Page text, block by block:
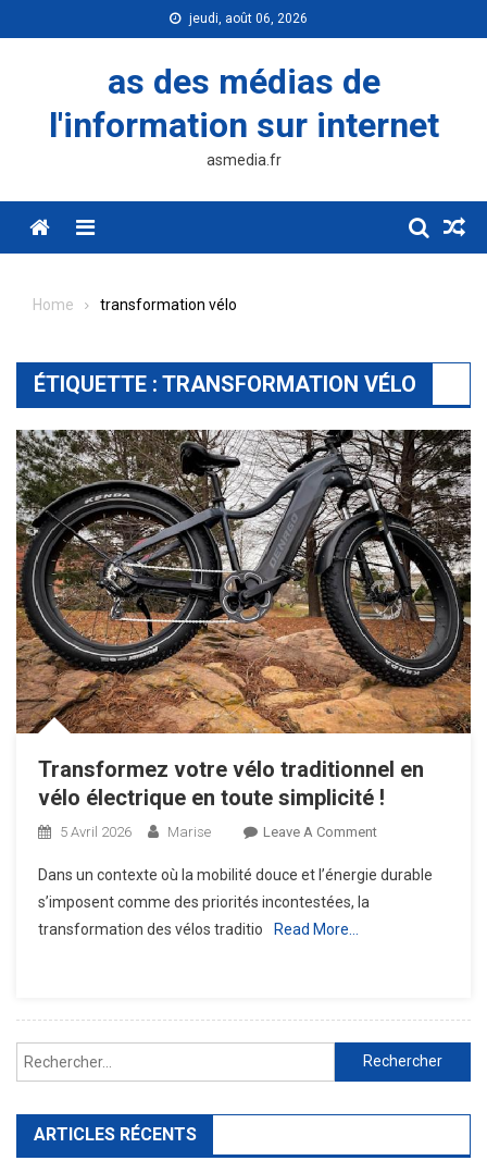
to
jeudi, août 06, 2026
as des médias de
l'information sur internet
asmedia.fr
Menu
Home transformation vélo
ÉTIQUETTE : TRANSFORMATION VÉLO
Transformez votre vélo traditionnel en
vélo électrique en toute simplicité !
5 Avril 2026 Marise Leave A CommentOn
Votre
Toute
Simplicité
Dans un contexte où la mobilité douce et l’énergie durable
s’imposent comme des priorités incontestées, la
transformation des vélos traditio
Read More…
Rechercher :
ARTICLES RÉCENTS